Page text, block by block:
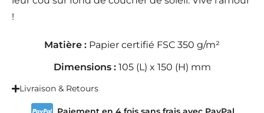
!
Matière : Papier certifié FSC 350 g/m²
Dimensions :105 (L) x 150 (H) mm
Livraison & Retours